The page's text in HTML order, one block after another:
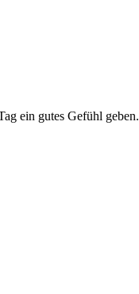
ein gutes Gefühl geben.